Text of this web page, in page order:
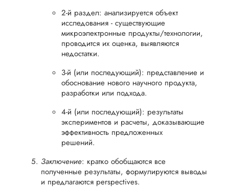
2-й раздел: анализируется объект
исследования - существующие
микроэлектронные продукты/технологии,
проводится их оценка, выявляются
недостатки.
3-й (или последующий): представление и
обоснование нового научного продукта,
разработки или подхода.
4-й (или последующий): результаты
экспериментов и расчеты, доказывающие
эффективность предложенных
решений.
Заключение: кратко обобщаются все
полученные результаты, формулируются выводы
и предлагаются perspectives.